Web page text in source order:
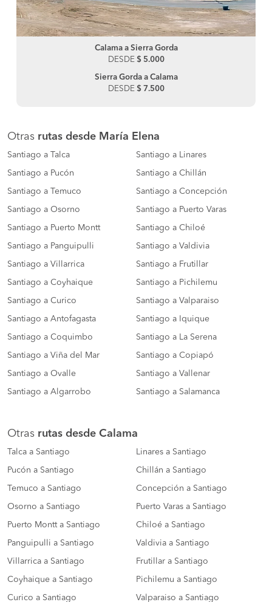
Calama a Sierra Gorda
DESDE $ 5.000
Sierra Gorda a Calama
DESDE $ 7.500
Otras rutas desde María Elena
Santiago a Talca Santiago a Linares
Santiago a Pucón Santiago a Chillán
Santiago a Temuco Santiago a Concepción
Santiago a Osorno Santiago a Puerto Varas
Santiago a Puerto Montt Santiago a Chiloé
Santiago a Panguipulli Santiago a Valdivia
Santiago a Villarrica Santiago a Frutillar
Santiago a Coyhaique Santiago a Pichilemu
Santiago a Curico Santiago a Valparaiso
Santiago a Antofagasta Santiago a Iquique
Santiago a Coquimbo Santiago a La Serena
Santiago a Viña del Mar Santiago a Copiapó
Santiago a Ovalle Santiago a Vallenar
Santiago a Algarrobo Santiago a Salamanca
Otras rutas desde Calama
Talca a Santiago Linares a Santiago
Pucón a Santiago Chillán a Santiago
Temuco a Santiago Concepción a Santiago
Osorno a Santiago Puerto Varas a Santiago
Puerto Montt a Santiago Chiloé a Santiago
Panguipulli a Santiago Valdivia a Santiago
Villarrica a Santiago Frutillar a Santiago
Coyhaique a Santiago Pichilemu a Santiago
Curico a Santiago Valparaiso a Santiago